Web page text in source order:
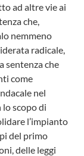
ad altre vie ai
che,
nemmeno
radicale,
sentenza che
come
nel
scopo di
l’impianto
del primo
delle leggi